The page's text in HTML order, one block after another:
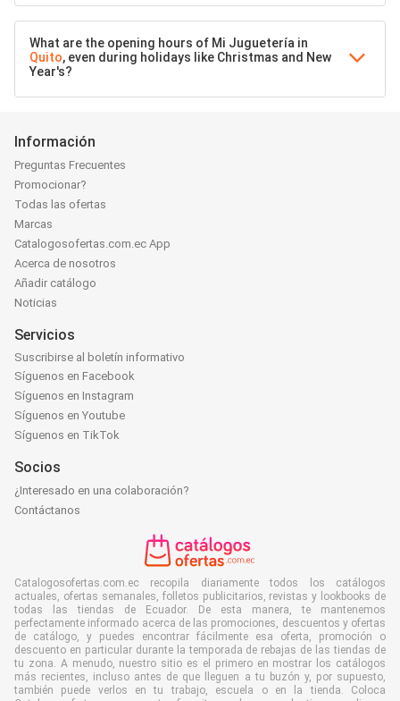
What are the opening hours of Mi Juguetería in
Quito, even during holidays like Christmas and New
Year's?
Información
Preguntas Frecuentes
Promocionar?
Todas las ofertas
Marcas
Catalogosofertas.com.ec App
Acerca de nosotros
Añadir catálogo
Noticias
Servicios
Suscribirse al boletín informativo
Síguenos en Facebook
Síguenos en Instagram
Síguenos en Youtube
Síguenos en TikTok
Socios
¿Interesado en una colaboración?
Contáctanos
Catalogosofertas.com.ec recopila diariamente todos los catálogos
actuales, ofertas semanales, folletos publicitarios, revistas y lookbooks de
todas las tiendas de Ecuador. De esta manera, te mantenemos
perfectamente informado acerca de las promociones, descuentos y ofertas
de catálogo, y puedes encontrar fácilmente esa oferta, promoción o
descuento en particular durante la temporada de rebajas de las tiendas de
tu zona. A menudo, nuestro sitio es el primero en mostrar los catálogos
más recientes, incluso antes de que lleguen a tu buzón y, por supuesto,
también puede verlos en tu trabajo, escuela o en la tienda. Coloca